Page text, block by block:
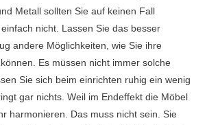
Metall sollten Sie auf keinen Fall
nicht. Lassen Sie das besser
andere Möglichkeiten, wie Sie ihre
Es müssen nicht immer solche
Sie sich beim einrichten ruhig ein wenig
gar nichts. Weil im Endeffekt die Möbel
harmonieren. Das muss nicht sein. Sie